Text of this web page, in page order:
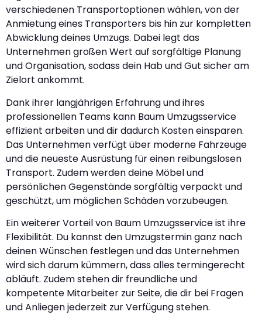
verschiedenen Transportoptionen wählen, von der
Anmietung eines Transporters bis hin zur kompletten
Abwicklung deines Umzugs. Dabei legt das
Unternehmen großen Wert auf sorgfältige Planung
und Organisation, sodass dein Hab und Gut sicher am
Zielort ankommt.
Dank ihrer langjährigen Erfahrung und ihres
professionellen Teams kann Baum Umzugsservice
effizient arbeiten und dir dadurch Kosten einsparen.
Das Unternehmen verfügt über moderne Fahrzeuge
und die neueste Ausrüstung für einen reibungslosen
Transport. Zudem werden deine Möbel und
persönlichen Gegenstände sorgfältig verpackt und
geschützt, um möglichen Schäden vorzubeugen.
Ein weiterer Vorteil von Baum Umzugsservice ist ihre
Flexibilität. Du kannst den Umzugstermin ganz nach
deinen Wünschen festlegen und das Unternehmen
wird sich darum kümmern, dass alles termingerecht
abläuft. Zudem stehen dir freundliche und
kompetente Mitarbeiter zur Seite, die dir bei Fragen
und Anliegen jederzeit zur Verfügung stehen.